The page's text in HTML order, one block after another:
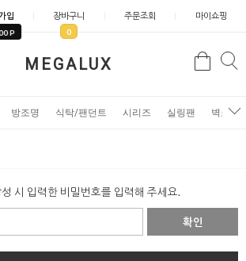
입
P
장바구니
0
주문조회 마이쇼핑
MEGALUX
검
방조명 식탁/팬던트 시리즈 실링팬 벽조명
시 입력한 비밀번호를 입력해 주세요.
확인